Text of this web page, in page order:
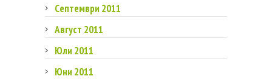
Септември 2011
Август 2011
Юли 2011
Юни 2011